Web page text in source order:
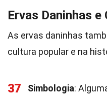
Ervas Daninhas
As ervas daninhas
cultura popular e na
37 Simbologia: